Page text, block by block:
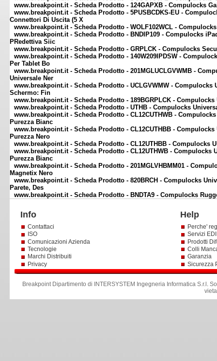
www.breakpoint.it - Scheda Prodotto - 124GAPXB - Compulocks
www.breakpoint.it - Scheda Prodotto - 5PUSBCDKS-EU -
Connettori Di Uscita (5 X
www.breakpoint.it - Scheda Prodotto - WOLF102WCL -
www.breakpoint.it - Scheda Prodotto - BNDIP109 - Compulocks
PRedettiva Siic
www.breakpoint.it - Scheda Prodotto - GRPLCK - Compulocks
www.breakpoint.it - Scheda Prodotto - 140W209IPDSW -
Per Tablet Bo
www.breakpoint.it - Scheda Prodotto - 201MGLUCLGVWMB -
Universale Ner
www.breakpoint.it - Scheda Prodotto - UCLGVWMW -
Schermo: Fin
www.breakpoint.it - Scheda Prodotto - 189BGRPLCK -
www.breakpoint.it - Scheda Prodotto - UTHB - Compulocks
www.breakpoint.it - Scheda Prodotto - CL12CUTHWB -
Purezza Bianc
www.breakpoint.it - Scheda Prodotto - CL12CUTHBB -
Purezza Nero
www.breakpoint.it - Scheda Prodotto - CL12UTHBB - Compulocks
www.breakpoint.it - Scheda Prodotto - CL12UTHWB -
Purezza Bianc
www.breakpoint.it - Scheda Prodotto - 201MGLVHBMM01 -
Magnetix Nero
www.breakpoint.it - Scheda Prodotto - 820BRCH - Compulocks
Parete, Des
www.breakpoint.it - Scheda Prodotto - BNDTA9 - Compulocks
Info Help
Contattaci
ISO
Comunicazioni Azienda
Tecnologie
Marchi Distribuiti
Privacy
Perche'
Servizi
Prodotti
Colli
Garanzia
Sicurezza
Breakpoint Dipartimento di INTERSYSTEM Ingegneria Informatica S.r.l .